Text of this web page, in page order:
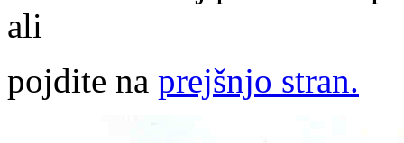
ali
pojdite na prejšnjo stran.